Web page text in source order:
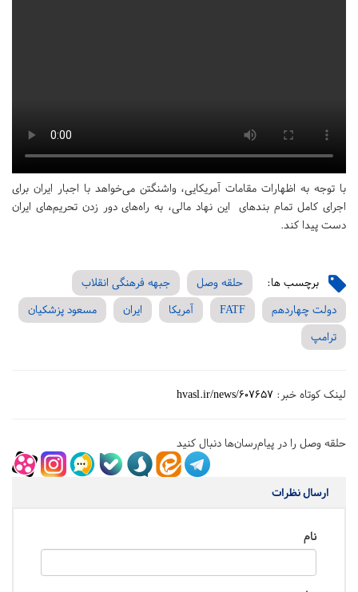
با توجه به اظهارات مقامات آمریکایی، واشنگتن می‌خواهد با اجبار ایران برای
اجرای کامل تمام بندهای این نهاد مالی، به راه‌های دور زدن تحریم‌های ایران
دست پیدا کند.
برچسب ها: حلقه وصل
جبهه فرهنگی انقلاب
دولت چهاردهم
FATF آمریکا ایران
مسعود پزشکیان
ترامپ
لینک کوتاه خبر: hvasl.ir/news/607657
حلقه وصل را در پیام‌رسان‌ها دنبال کنید
ارسال نظرات
نام